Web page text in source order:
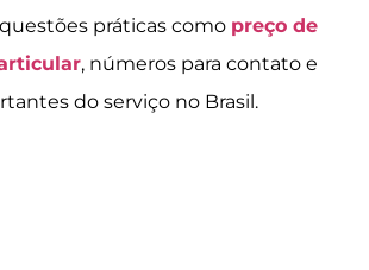
práticas como preço de
, números para contato e
do serviço no Brasil.